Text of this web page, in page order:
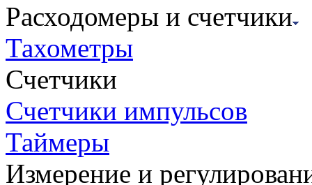
Расходомеры и счетчики
Тахометры
Счетчики
Счетчики импульсов
Таймеры
Измерение и